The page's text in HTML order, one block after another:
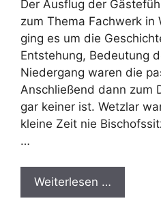
Der Ausflug der
zum Thema Fachwerk in
ging es um die
Entstehung, Bedeutung
Niedergang waren die
Anschließend dann zum
gar keiner ist. Wetzlar
kleine Zeit nie
…
Weiterlesen …